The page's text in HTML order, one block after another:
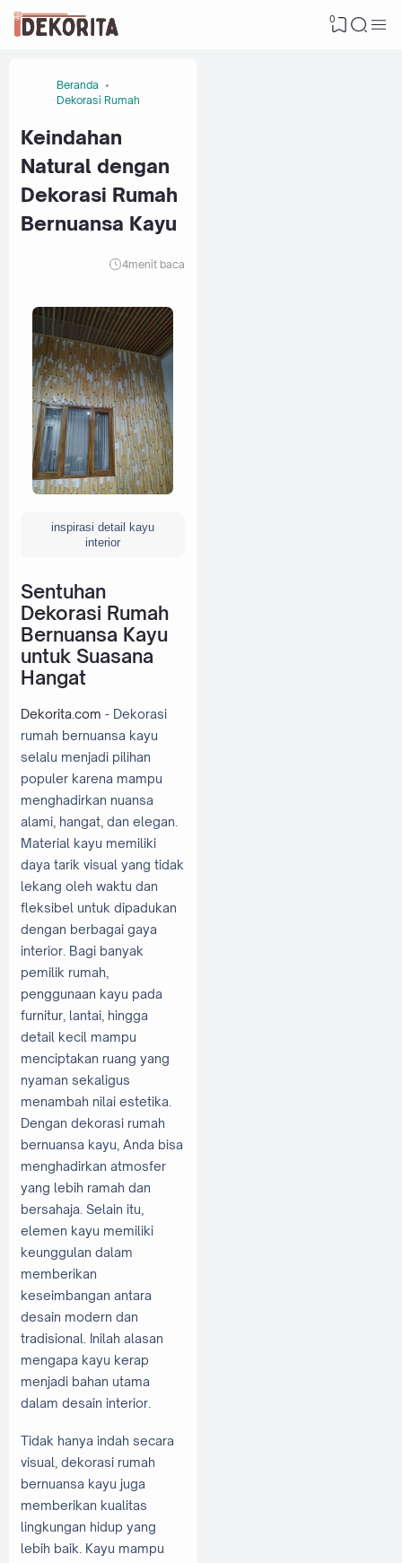
0
Beranda
Dekorasi Rumah
Keindahan
Natural dengan
Dekorasi Rumah
Bernuansa Kayu
4menit baca
inspirasi detail kayu
interior
Sentuhan
Dekorasi Rumah
Bernuansa Kayu
untuk Suasana
Hangat
Dekorita.com - Dekorasi
rumah bernuansa kayu
selalu menjadi pilihan
populer karena mampu
menghadirkan nuansa
alami, hangat, dan elegan.
Material kayu memiliki
daya tarik visual yang tidak
lekang oleh waktu dan
fleksibel untuk dipadukan
dengan berbagai gaya
interior. Bagi banyak
pemilik rumah,
penggunaan kayu pada
furnitur, lantai, hingga
detail kecil mampu
menciptakan ruang yang
nyaman sekaligus
menambah nilai estetika.
Dengan dekorasi rumah
bernuansa kayu, Anda bisa
menghadirkan atmosfer
yang lebih ramah dan
bersahaja. Selain itu,
elemen kayu memiliki
keunggulan dalam
memberikan
keseimbangan antara
desain modern dan
tradisional. Inilah alasan
mengapa kayu kerap
menjadi bahan utama
dalam desain interior.
Tidak hanya indah secara
visual, dekorasi rumah
bernuansa kayu juga
memberikan kualitas
lingkungan hidup yang
lebih baik. Kayu mampu